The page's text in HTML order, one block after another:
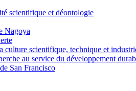
scientifique et déontologie
Nagoya
culture scientifique, technique et
au service du développement
San Francisco